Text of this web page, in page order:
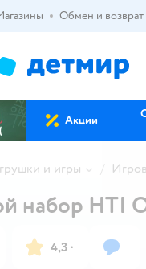
доставки.Обмен и возврат
Акции
и игры
набор HTI
4,3 ·